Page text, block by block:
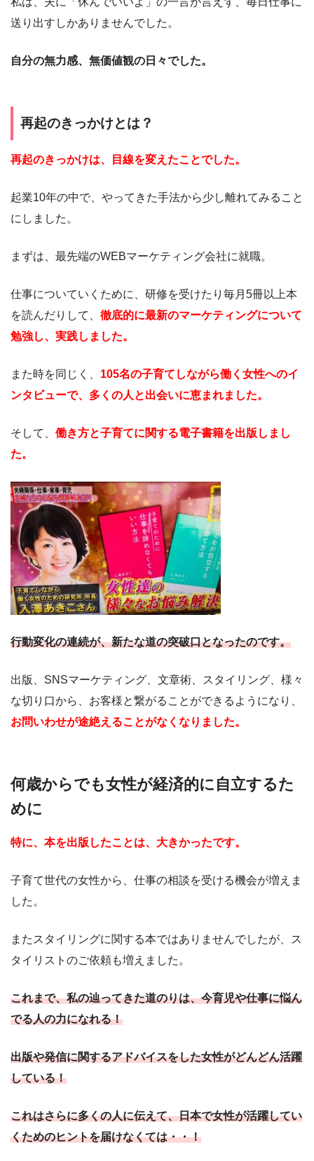
送り出すしかありませんでした。
自分の無力感、無価値観の日々でした。
再起のきっかけとは？
再起のきっかけは、目線を変えたことでした。
起業10年の中で、やってきた手法から少し離れてみること
にしました。
まずは、最先端のWEBマーケティング会社に就職。
仕事についていくために、研修を受けたり毎月 5冊以上本
を読んだりして、 徹底的に最新のマーケティングについて
勉強し、実践しました。
また時を同じく、 105名の子育てしながら働く女性へのイ
ンタビューで、多くの人と出会いに恵まれました。
そして、 働き方と子育てに関する電子書籍を出版しまし
た。
行動変化の連続が、新たな道の突破口となったのです。
出版、SNSマーケティング、文章術、スタイリング、様々
な切り口から、お客様と繋がることができるようになり、
お問いわせが途絶えることがなくなりました。
何歳からでも女性が経済的に自立するた
めに
特に、本を出版したことは、大きかったです。
子育て世代の女性から、仕事の相談を受ける機会が増えま
した。
またスタイリングに関する本ではありませんでしたが、ス
タイリストのご依頼も増えました。
これまで、私の辿ってきた道のりは、今育児や仕事に悩ん
でる人の力になれる！
出版や発信に関するアドバイスをした女性がどんどん活躍
している！
これはさらに多くの人に伝えて、日本で女性が活躍してい
くためのヒントを届けなくては・・！